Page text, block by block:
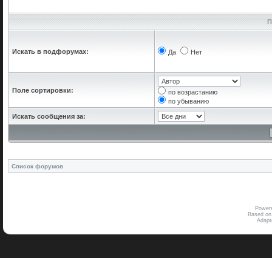
Искать в подфорумах: Да Нет
Поле сортировки:
по возрастанию
по убыванию
Искать сообщения за:
Список форумов
Based